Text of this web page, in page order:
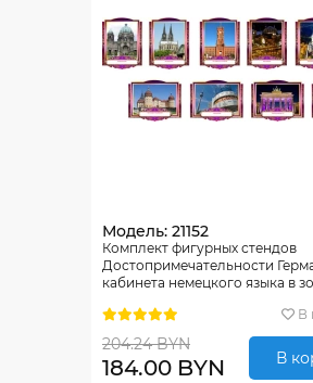
Модель: 21152
Комплект фигурных стендов
Достопримечательности
кабинета немецкого языка в
мм
В
204.24 BYN
184.00 BYN В